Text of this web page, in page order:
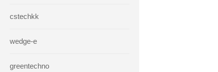
cstechkk
wedge-e
greentechno